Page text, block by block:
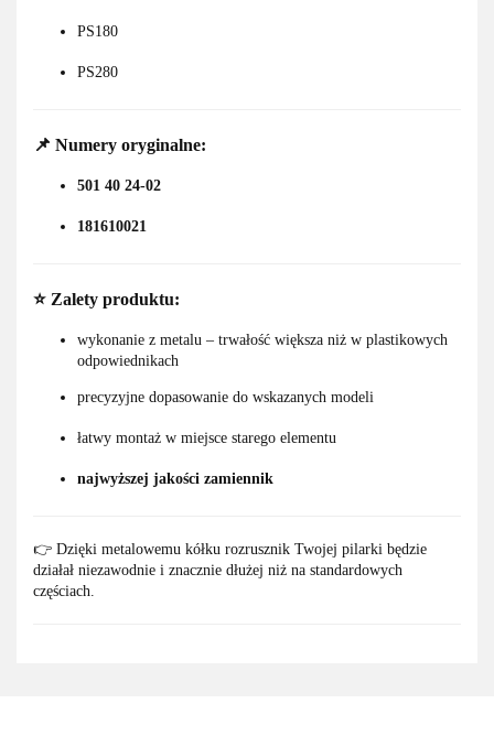
PS180
PS280
📌 Numery oryginalne:
501 40 24-02
181610021
⭐ Zalety produktu:
wykonanie z metalu – trwałość większa niż w plastikowych
odpowiednikach
precyzyjne dopasowanie do wskazanych modeli
łatwy montaż w miejsce starego elementu
najwyższej jakości zamiennik
👉 Dzięki metalowemu kółku rozrusznik Twojej pilarki będzie
działał niezawodnie i znacznie dłużej niż na standardowych
częściach.